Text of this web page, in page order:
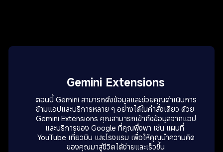
สร้างภาพที่น่าทึ่งสำหรับความสนุก แรงบันดาลใจ การทำงาน
และทุกสิ่งในระหว่างนั้นด้วย Gemini นำความคิดที่กล้าหาญ
ที่สุดของคุณมาสู่ชีวิตได้เร็วขึ้น ด้วยคำมากหรือน้อยเท่าที่คุณ
เลือก ใคร ๆ ก็สามารถเป็นผู้สร้างได้
Gemini Extensions
ตอนนี้ Gemini สามารถดึงข้อมูลและช่วยคุณดำเนินการ
ข้ามแอปและบริการหลาย ๆ อย่างได้ในคำสั่งเดียว ด้วย
Gemini Extensions คุณสามารถเข้าถึงข้อมูลจากแอป
และบริการของ Google ที่คุณพึ่งพา เช่น แผนที่
YouTube เที่ยวบิน และโรงแรม เพื่อให้คุณนำความคิด
ของคุณมาสู่ชีวิตได้ง่ายและเร็วขึ้น